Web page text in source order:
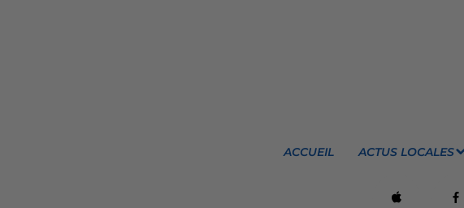
ACCUEIL ACTUS LOCALES